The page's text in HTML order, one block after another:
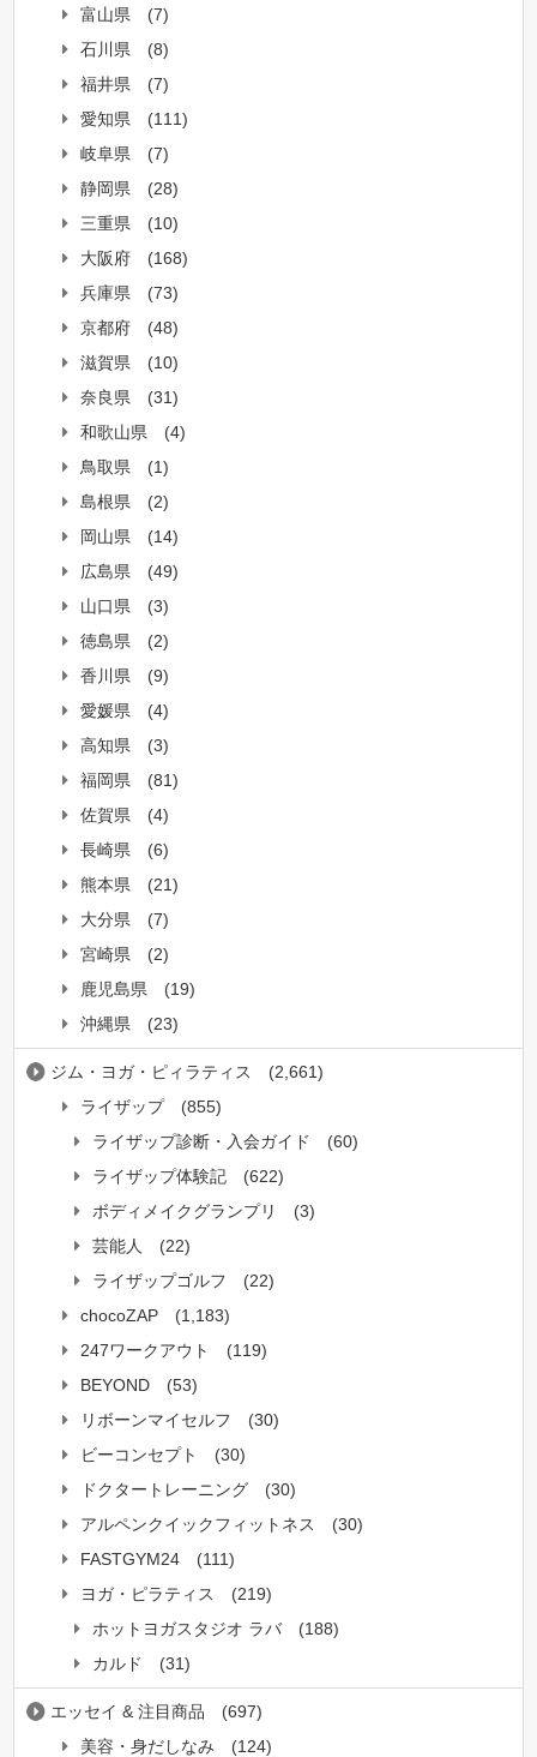
富山県
(7)
石川県
(8)
福井県
(7)
愛知県
(111)
岐阜県
(7)
静岡県
(28)
三重県
(10)
大阪府
(168)
兵庫県
(73)
京都府
(48)
滋賀県
(10)
奈良県
(31)
和歌山県
(4)
鳥取県
(1)
島根県
(2)
岡山県
(14)
広島県
(49)
山口県
(3)
徳島県
(2)
香川県
(9)
愛媛県
(4)
高知県
(3)
福岡県
(81)
佐賀県
(4)
長崎県
(6)
熊本県
(21)
大分県
(7)
宮崎県
(2)
鹿児島県
(19)
沖縄県
(23)
ジム・ヨガ・ピィラティス
(2,661)
ライザップ
(855)
ライザップ診断・入会ガイド
(60)
ライザップ体験記
(622)
ボディメイクグランプリ
(3)
芸能人
(22)
ライザップゴルフ
(22)
chocoZAP
(1,183)
247ワークアウト
(119)
BEYOND
(53)
リボーンマイセルフ
(30)
ビーコンセプト
(30)
ドクタートレーニング
(30)
アルペンクイックフィットネス
(30)
FASTGYM24
(111)
ヨガ・ピラティス
(219)
ホットヨガスタジオ ラバ
(188)
カルド
(31)
エッセイ & 注目商品
(697)
美容・身だしなみ
(124)